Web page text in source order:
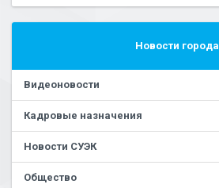
Новости города
Видеоновости
Кадровые назначения
Новости СУЭК
Общество